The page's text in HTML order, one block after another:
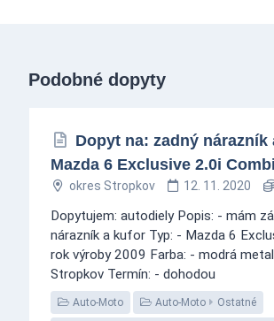
Podobné dopyty
Dopyt na: zadný nárazník
Mazda 6 Exclusive 2.0i Combi
okres Stropkov 12. 11. 2020
Dopytujem: autodiely Popis: - mám
nárazník a kufor Typ: - Mazda 6
rok výroby 2009 Farba: - modrá
Stropkov Termín: - dohodou
Auto-Moto Auto-Moto Ostatné